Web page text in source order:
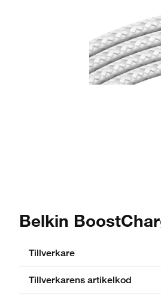
Belkin
Tillverkare
Tillverkarens artikelkod